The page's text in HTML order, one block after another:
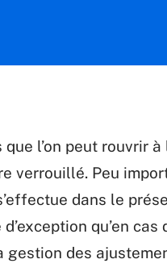
l’on peut rouvrir
verrouillé. Peu
dans le
qu’en
des